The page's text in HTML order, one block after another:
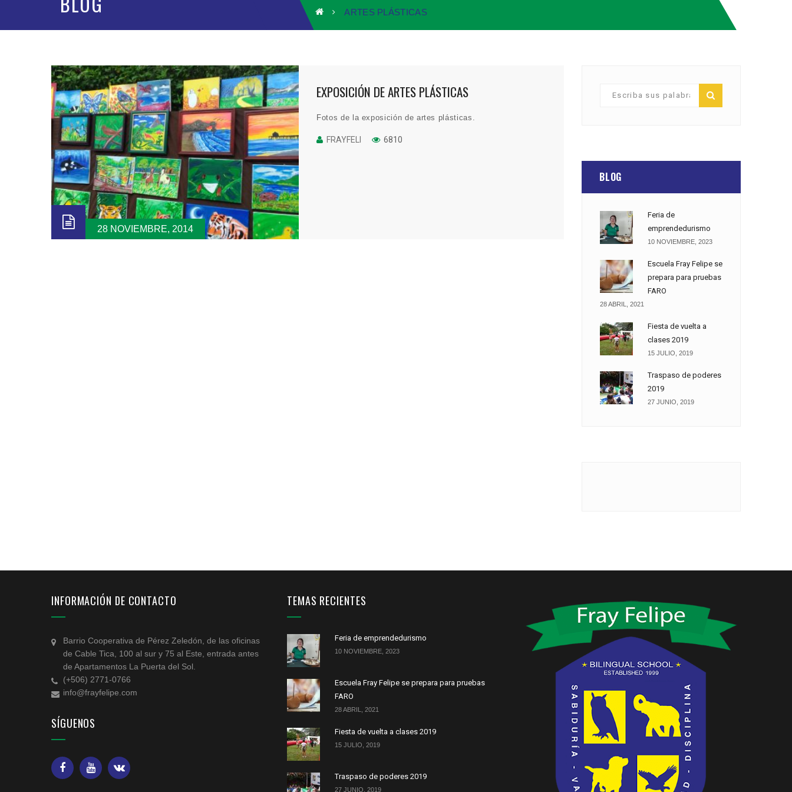
ARTES PLÁSTICAS
28 NOVIEMBRE, 2014
EXPOSICIÓN DE ARTES PLÁSTICAS
Fotos de la exposición de artes plásticas.
FRAYFELI 6810
BLOG
Feria de
emprendedurismo
10 NOVIEMBRE, 2023
Escuela Fray Felipe se
prepara para pruebas
FARO
28 ABRIL, 2021
Fiesta de vuelta a
clases 2019
15 JULIO, 2019
Traspaso de poderes
2019
27 JUNIO, 2019
INFORMACIÓN DE CONTACTO
Barrio Cooperativa de Pérez Zeledón, de las oficinas
de Cable Tica, 100 al sur y 75 al Este, entrada antes
de Apartamentos La Puerta del Sol.
(+506) 2771-0766
info@frayfelipe.com
SÍGUENOS
TEMAS RECIENTES
Feria de emprendedurismo
10 NOVIEMBRE, 2023
Escuela Fray Felipe se prepara para pruebas
FARO
28 ABRIL, 2021
Fiesta de vuelta a clases 2019
15 JULIO, 2019
Traspaso de poderes 2019
27 JUNIO, 2019